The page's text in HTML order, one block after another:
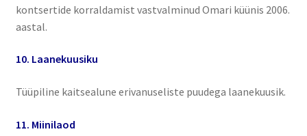
kontsertide korraldamist vastvalminud Omari küünis 2006.
aastal.
10. Laanekuusiku
Tüüpiline kaitsealune erivanuseliste puudega laanekuusik.
11. Miinilaod